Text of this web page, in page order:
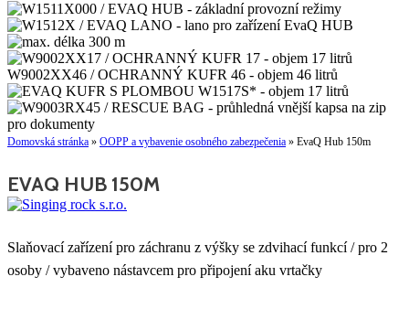
Domovská stránka » OOPP a vybavenie osobného zabezpečenia » EvaQ Hub 150m
EVAQ HUB 150M
Slaňovací zařízení pro záchranu z výšky se zdvihací funkcí / pro 2
osoby / vybaveno nástavcem pro připojení aku vrtačky